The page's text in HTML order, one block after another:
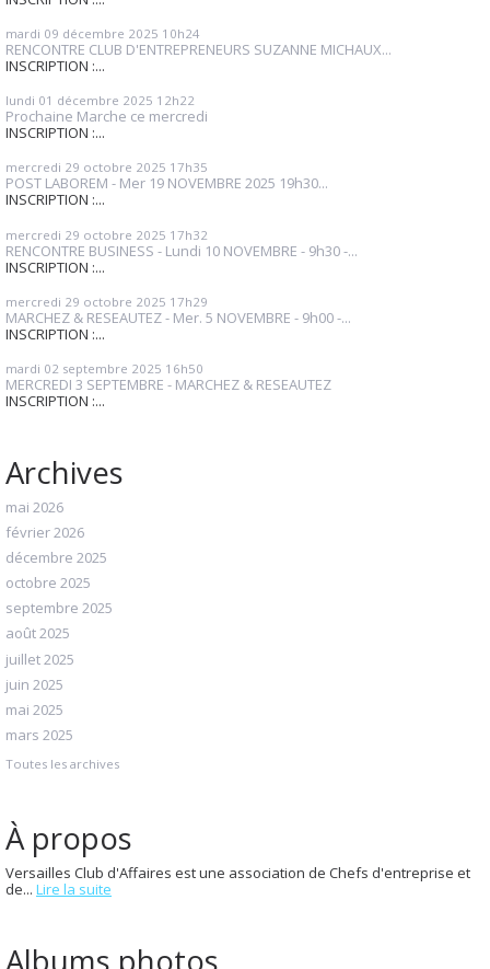
mardi 09 décembre 2025 10h24
RENCONTRE CLUB D'ENTREPRENEURS SUZANNE MICHAUX...
INSCRIPTION :...
lundi 01 décembre 2025 12h22
Prochaine Marche ce mercredi
INSCRIPTION :...
mercredi 29 octobre 2025 17h35
POST LABOREM - Mer 19 NOVEMBRE 2025 19h30...
INSCRIPTION :...
mercredi 29 octobre 2025 17h32
RENCONTRE BUSINESS - Lundi 10 NOVEMBRE - 9h30 -...
INSCRIPTION :...
mercredi 29 octobre 2025 17h29
MARCHEZ & RESEAUTEZ - Mer. 5 NOVEMBRE - 9h00 -...
INSCRIPTION :...
mardi 02 septembre 2025 16h50
MERCREDI 3 SEPTEMBRE - MARCHEZ & RESEAUTEZ
INSCRIPTION :...
Archives
mai 2026
février 2026
décembre 2025
octobre 2025
septembre 2025
août 2025
juillet 2025
juin 2025
mai 2025
mars 2025
Toutes les archives
À propos
Versailles Club d'Affaires est une association de Chefs d'entreprise et
de... Lire la suite
Albums photos